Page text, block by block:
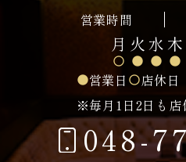
営業時間
月 火 水 木
営業日
店休日
※毎月1日2日も店
048-